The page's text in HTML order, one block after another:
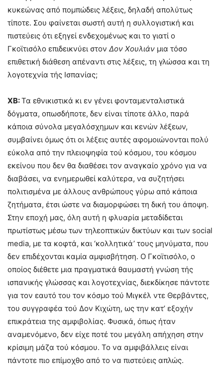
κυκεώνας από πομπώδεις λέξεις, δηλαδή απολύτως
τίποτε. Σου φαίνεται σωστή αυτή η συλλογιστική και
πιστεύεις ότι εξηγεί ενδεχομένως και το γιατί ο
Γκοϊτισόλο επιδεικνύει στον Δον Χουλιάν μια τόσο
επιθετική διάθεση απέναντι στις λέξεις, τη γλώσσα και τη
λογοτεχνία τής Ισπανίας;
ΧΒ:Τα εθνικιστικά κι εν γένει φονταμενταλιστικά
δόγματα, οπωσδήποτε, δεν είναι τίποτε άλλο, παρά
κάποια σύνολα μεγαλόσχημων και κενών λέξεων,
συμβαίνει όμως ότι οι λέξεις αυτές αφομοιώνονται πολύ
εύκολα από την πλειοψηφία τού κόσμου, του κόσμου
εκείνου που δεν θα διαθέσει τον αναγκαίο χρόνο για να
διαβάσει, να ενημερωθεί καλύτερα, να συζητήσει
πολιτισμένα με άλλους ανθρώπους γύρω από κάποια
ζητήματα, έτσι ώστε να διαμορφώσει τη δική του άποψη.
Στην εποχή μας, όλη αυτή η φλυαρία μεταδίδεται
πρωτίστως μέσω των τηλεοπτικών δικτύων και των social
media, με τα κοφτά, και ‘κολλητικά’ τους μηνύματα, που
δεν επιδέχονται καμία αμφισβήτηση. Ο Γκοϊτισόλο, ο
οποίος διέθετε μια πραγματικά θαυμαστή γνώση τής
ισπανικής γλώσσας και λογοτεχνίας, διεκδίκησε πάντοτε
για τον εαυτό του τον κόσμο τού Μιγκέλ ντε Θερβάντες,
του συγγραφέα τού Δον Κιχώτη, ως την κατ’ εξοχήν
επικράτεια της αμφιβολίας. Φυσικά, όπως ήταν
αναμενόμενο, δεν είχε ποτέ του μεγάλη απήχηση στην
κρίσιμη μάζα τού κόσμου. Το να αμφιβάλλεις είναι
πάντοτε πιο επίμοχθο από το να πιστεύεις απλώς.